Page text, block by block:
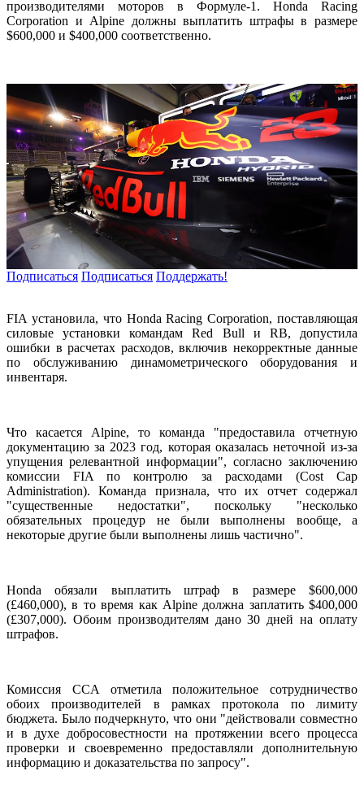
производителями моторов в Формуле-1. Honda Racing
Corporation и Alpine должны выплатить штрафы в размере
$600,000 и $400,000 соответственно.
Подписаться Подписаться Поддержать!
FIA установила, что Honda Racing Corporation, поставляющая
силовые установки командам Red Bull и RB, допустила
ошибки в расчетах расходов, включив некорректные данные
по обслуживанию динамометрического оборудования и
инвентаря.
Что касается Alpine, то команда "предоставила отчетную
документацию за 2023 год, которая оказалась неточной из-за
упущения релевантной информации", согласно заключению
комиссии FIA по контролю за расходами (Cost Cap
Administration). Команда признала, что их отчет содержал
"существенные недостатки", поскольку "несколько
обязательных процедур не были выполнены вообще, а
некоторые другие были выполнены лишь частично".
Honda обязали выплатить штраф в размере $600,000
(£460,000), в то время как Alpine должна заплатить $400,000
(£307,000). Обоим производителям дано 30 дней на оплату
штрафов.
Комиссия CCA отметила положительное сотрудничество
обоих производителей в рамках протокола по лимиту
бюджета. Было подчеркнуто, что они "действовали совместно
и в духе добросовестности на протяжении всего процесса
проверки и своевременно предоставляли дополнительную
информацию и доказательства по запросу".